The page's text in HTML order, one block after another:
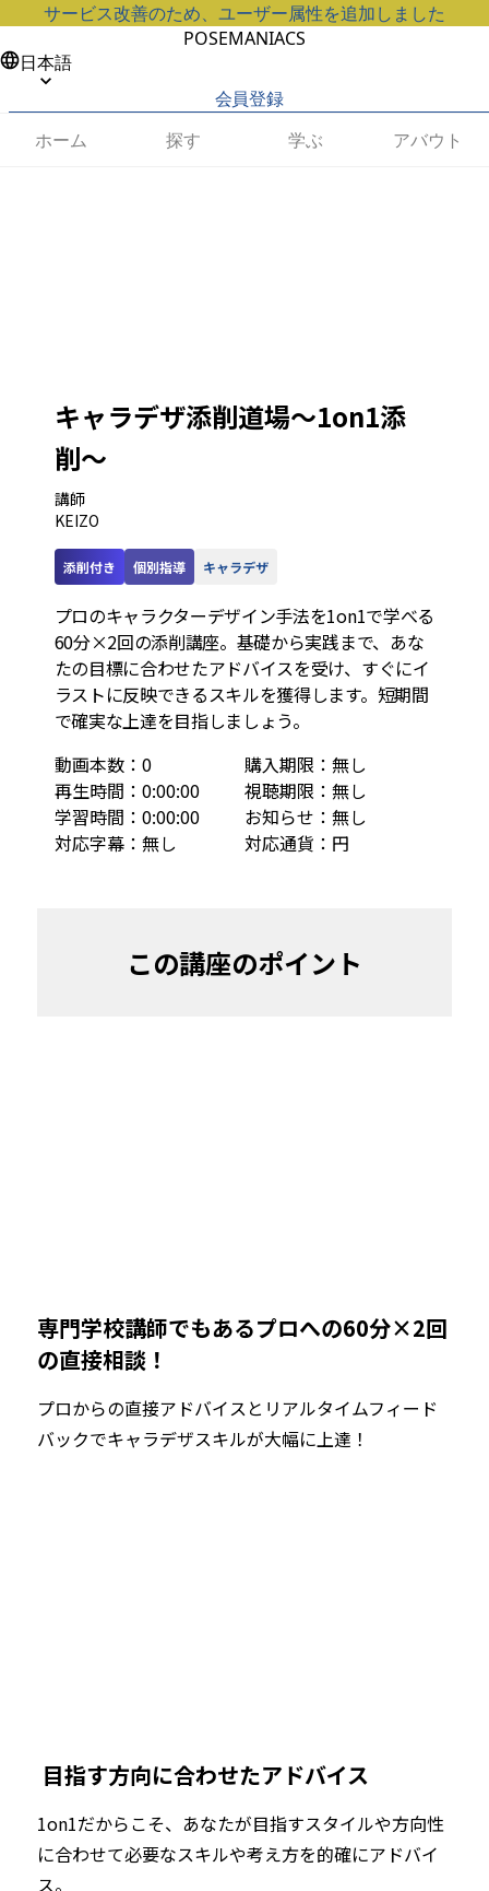
サービス改善のため、ユーザー属性を追加しました
POSEMANIACS
日本語
会員登録
ホーム
探す 学ぶ アバウト
キャラデザ添削道場〜1on1添
削〜
講師
KEIZO
添削付き 個別指導 キャラデザ
プロのキャラクターデザイン手法を1on1で学べる
60分×2回の添削講座。基礎から実践まで、あな
たの目標に合わせたアドバイスを受け、すぐにイ
ラストに反映できるスキルを獲得します。短期間
で確実な上達を目指しましょう。
動画本数： 0
再生時間 ： 0:00:00
学習時間 ： 0:00:00
対応字幕： 無し
購入期限 ： 無し
視聴期限 ： 無し
お知らせ ： 無し
対応通貨 ： 円
この講座のポイント
専門学校講師でもあるプロへの60分×2回
の直接相談！
プロからの直接アドバイスとリアルタイムフィード
バックでキャラデザスキルが大幅に上達！
目指す方向に合わせたアドバイス
1on1だからこそ、あなたが目指すスタイルや方向性
に合わせて必要なスキルや考え方を的確にアドバイ
ス。